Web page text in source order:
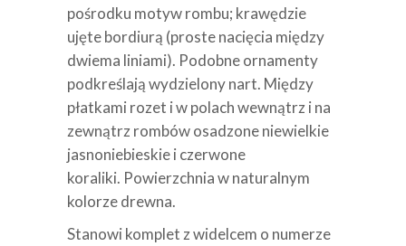
pośrodku motyw rombu; krawędzie
ujęte bordiurą (proste nacięcia między
dwiema liniami). Podobne ornamenty
podkreślają wydzielony nart. Między
płatkami rozet i w polach wewnątrz i na
zewnątrz rombów osadzone niewielkie
jasnoniebieskie i czerwone
koraliki. Powierzchnia w naturalnym
kolorze drewna.
Stanowi komplet zwidelcem o numerze